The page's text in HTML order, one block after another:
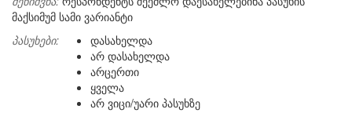
მაქსიმუმ სამი ვარიანტი
პასუხები:
დასახელდა
არ დასახელდა
არცერთი
ყველა
არ ვიცი/უარი პასუხზე